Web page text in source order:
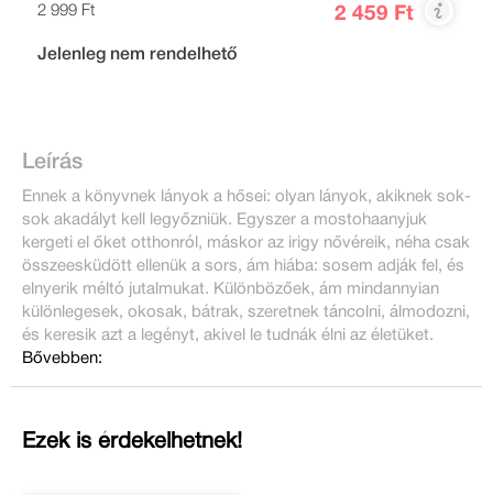
2 999 Ft
2 459 Ft
Jelenleg nem rendelhető
Leírás
Ennek a könyvnek lányok a hősei: olyan lányok, akiknek sok-
sok akadályt kell legyőzniük. Egyszer a mostohaanyjuk
kergeti el őket otthonról, máskor az irigy nővéreik, néha csak
összeesküdött ellenük a sors, ám hiába: sosem adják fel, és
elnyerik méltó jutalmukat. Különbözőek, ám mindannyian
különlegesek, okosak, bátrak, szeretnek táncolni, álmodozni,
és keresik azt a legényt, akivel le tudnák élni az életüket.
Bővebben:
Ezek is érdekelhetnek!